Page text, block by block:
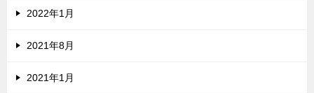
2022年1月
2021年8月
2021年1月